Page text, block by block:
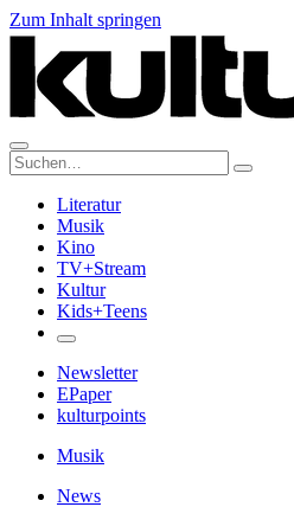
Zum Inhalt springen
Suche:
Literatur
Musik
Kino
TV+Stream
Kultur
Kids+Teens
Newsletter
EPaper
kulturpoints
Musik
News